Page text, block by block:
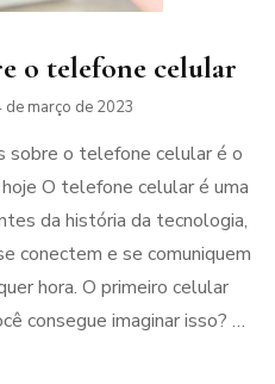
o telefone celular
de março de 2023
sobre o telefone celular é o
O telefone celular é uma
da história da tecnologia,
conectem e se comuniquem
hora. O primeiro celular
consegue imaginar isso? …